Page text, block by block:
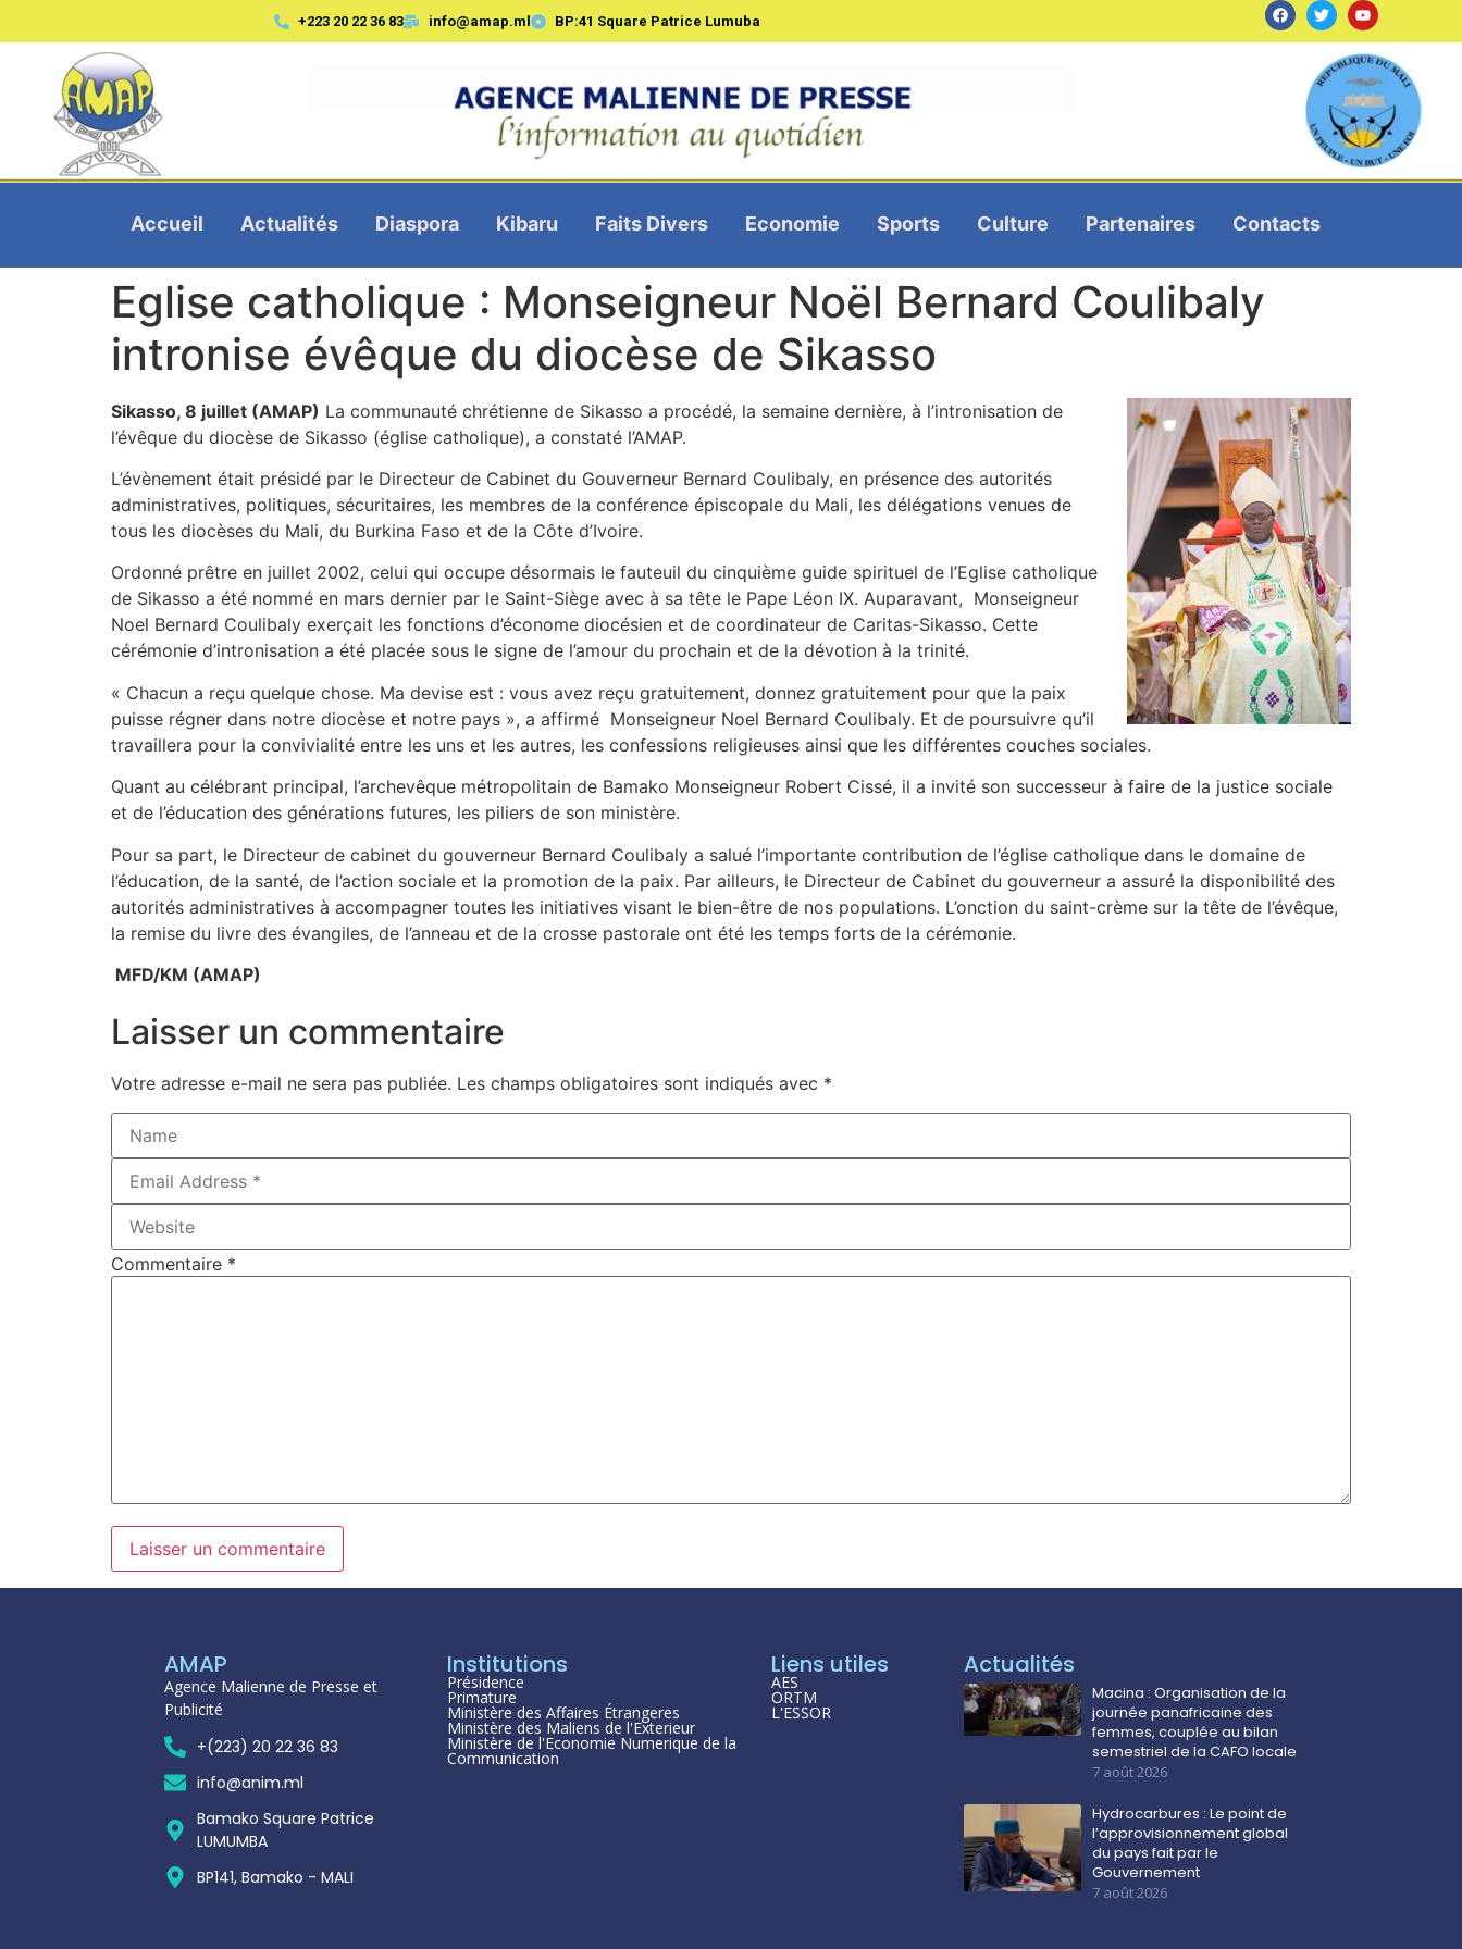
+223 20 22 36 83 info@amap.ml BP:41 Square Patrice Lumuba
Accueil Actualités Diaspora Kibaru Faits Divers Economie Sports Culture Partenaires Contacts
Eglise catholique : Monseigneur Noël Bernard Coulibaly
intronise évêque du diocèse de Sikasso
Sikasso, 8 juillet (AMAP) La communauté chrétienne de Sikasso a procédé, la semaine dernière, à l’intronisation de
l’évêque du diocèse de Sikasso (église catholique), a constaté l’AMAP.
L’évènement était présidé par le Directeur de Cabinet du Gouverneur Bernard Coulibaly, en présence des autorités
administratives, politiques, sécuritaires, les membres de la conférence épiscopale du Mali, les délégations venues de
tous les diocèses du Mali, du Burkina Faso et de la Côte d’Ivoire.
Ordonné prêtre en juillet 2002, celui qui occupe désormais le fauteuil du cinquième guide spirituel de l’Eglise catholique
de Sikasso a été nommé en mars dernier par le Saint-Siège avec à sa tête le Pape Léon IX. Auparavant, Monseigneur
Noel Bernard Coulibaly exerçait les fonctions d’économe diocésien et de coordinateur de Caritas-Sikasso. Cette
cérémonie d’intronisation a été placée sous le signe de l’amour du prochain et de la dévotion à la trinité.
« Chacun a reçu quelque chose. Ma devise est : vous avez reçu gratuitement, donnez gratuitement pour que la paix
puisse régner dans notre diocèse et notre pays », a affirmé Monseigneur Noel Bernard Coulibaly. Et de poursuivre qu’il
travaillera pour la convivialité entre les uns et les autres, les confessions religieuses ainsi que les différentes couches sociales.
Quant au célébrant principal, l’archevêque métropolitain de Bamako Monseigneur Robert Cissé, il a invité son successeur à faire de la justice sociale
et de l’éducation des générations futures, les piliers de son ministère.
Pour sa part, le Directeur de cabinet du gouverneur Bernard Coulibaly a salué l’importante contribution de l’église catholique dans le domaine de
l’éducation, de la santé, de l’action sociale et la promotion de la paix. Par ailleurs, le Directeur de Cabinet du gouverneur a assuré la disponibilité des
autorités administratives à accompagner toutes les initiatives visant le bien-être de nos populations. L’onction du saint-crème sur la tête de l’évêque,
la remise du livre des évangiles, de l’anneau et de la crosse pastorale ont été les temps forts de la cérémonie.
MFD/KM (AMAP)
Laisser un commentaire
Votre adresse e-mail ne sera pas publiée. Les champs obligatoires sont indiqués avec *
Commentaire *
AMAP
Agence Malienne de Presse et
Publicité
+(223) 20 22 36 83
info@anim.ml
Bamako Square Patrice
LUMUMBA
BP141, Bamako - MALI
Institutions
Présidence
Primature
Ministère des Affaires Étrangeres
Ministère des Maliens de l'Exterieur
Ministère de l'Economie Numerique de la
Communication
Liens utiles
AES
ORTM
L'ESSOR
Actualités
Macina : Organisation de la
journée panafricaine des
femmes, couplée au bilan
semestriel de la CAFO locale
7 août 2026
Hydrocarbures : Le point de
l’approvisionnement global
du pays fait par le
Gouvernement
7 août 2026